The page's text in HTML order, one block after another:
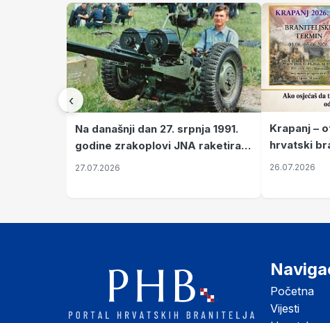
‹
Na današnji dan 27. srpnja 1991.
godine zrakoplovi JNA raketirali
su vojarnu i obučni centar "Nikola
27.07.2026
Krapanj –
hrvatski
pronalaze
26.07.2026
Početna
Vijesti